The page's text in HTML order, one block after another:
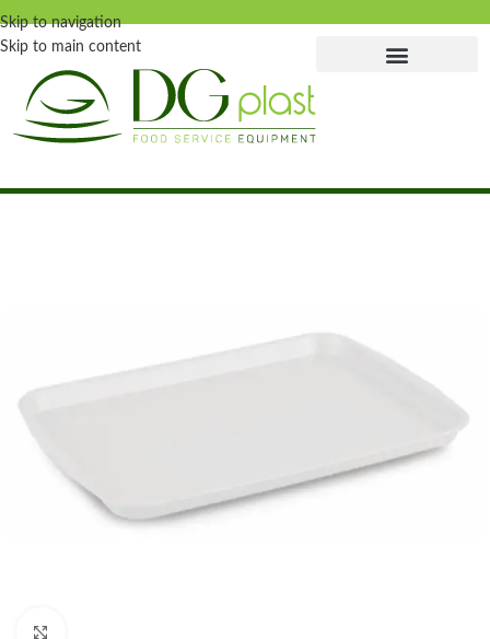
Skip to navigation
Skip to main content